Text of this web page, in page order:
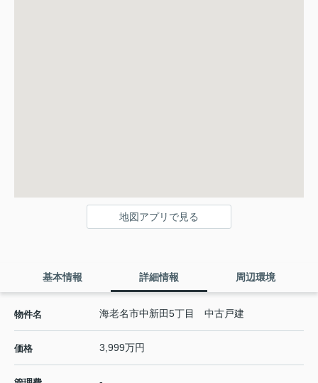
地図アプリで見る
基本情報 詳細情報 周辺環境
物件名 海老名市中新田5丁目 中古戸建
価格 3,999万円